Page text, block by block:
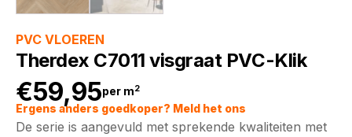
PVC VLOEREN
Therdex C7011 visgraat PVC-Klik
€59,95per m2
Ergens anders goedkoper? Meld het ons
De serie is aangevuld met sprekende kwaliteiten met